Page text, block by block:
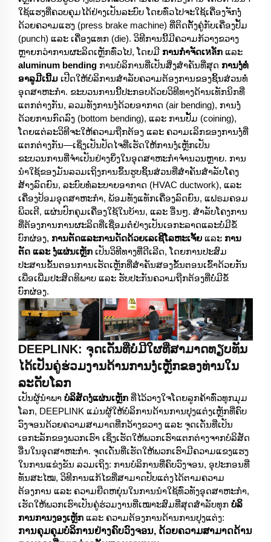
ໃຊ້ແຮງທີ່ຄວບຄຸມໄດ້ຢ່າງເປັນລະບົບ ໂດຍທົ່ວໄປຈະໃຊ້ເຄື່ອງຈັກງໍ່
ດ້ວຍຄວາມແຮງ (press brake machine) ທີ່ຕິດຕັ້ງຄູ່ກັບເຄື່ອງປັ້ມ
(punch) ແລະ ເຄື່ອງແທກ (die). ວິທີການນີ້ມີຄວາມກ້ວາງຂວາງ
ຫຼາຍກວ່າການຜະລິດເຫຼັກທົ່ວໄປ, ໂດຍມີ ການກຳຈັດເหลັກ ແລະ
aluminum bending ການບໍລິການທີ່ເປັນສິ່ງສຳຄັນທີ່ສຸດ ການງໍ່ທໍ່
ອາລູມີເນີ້ມ ເປີດໃຫ້ບໍລິການສຳລັບຄວາມຕ້ອງການຂອງຊິ້ນສ່ວນທໍ່
ອຸດສາຫະກຳ. ຂະບວນການນີ້ປະກອບດ້ວຍວິທີທາງດ້ານເທັກນິກທີ່
ແຕກຕ່າງກັນ, ລວມທັງການງໍ່ດ້ວຍອາກາດ (air bending), ການງໍ່
ດ້ວຍການກົດລົງ (bottom bending), ແລະ ການປັ້ມ (coining),
ໂດຍແຕ່ລະວິທີຈະໃຫ້ຄວາມຖືກຕ້ອງ ແລະ ຄວາມເລິກຂອງການງໍ່ທີ່
ແຕກຕ່າງກັນ—ເຊິ່ງເປັນປັດໄຈທີ່ເຮັດໃຫ້ການງໍ່ເຫຼັກເປັນ
ຂະບວນການທີ່ຈຳເປັນຢ່າງຍິ່ງໃນອຸດສາຫະກຳຈຳນວນຫຼາຍ. ການ
ນຳໃຊ້ຂອງມັນລວມເຖິງການຂຶ້ນຮູບຊິ້ນສ່ວນທີ່ສຳຄັນສຳລັບໂຄງ
ສ້າງລົດຍົນ, ລະບົບທໍ່ລະບາຍອາກາດ (HVAC ductwork), ແລະ
ເຄື່ອງປ້ອມອຸດສາຫະກຳ, ພ້ອມທັງແທັກເຄື່ອງລົດຍົນ, ແຟຣມຄອມ
ພິວເຕີ, ແຜ່ນປົກຄຸມເຄື່ອງໃຊ້ໃນບ້ານ, ແລະ ອື່ນໆ. ສຳລັບໂຄງການ
ທີ່ຕ້ອງການການຜະລິດທີ່ເຊື່ອມຕໍ່ຢ່າງເປັນເອກະລາດແລະບໍ່ມີຂໍ້
ບົກຜ່ອງ, ການຕັດແລະການດັດດ້ວຍເລເຊີໂລຫະເຈັ້ຍ ແລະ ການ
ຕັດ ແລະ ງໍ່ແຜ່ນເຫຼັກ ເປັນວິທີທາງທີ່ດີເລີດ, ໂດຍການປະສົມ
ປະສານຂັ້ນຕອນການເຮັດເຫຼັກທີ່ສຳຄັນສອງຂັ້ນຕອນເຂົ້າດ້ວຍກັນ
ເພື່ອເພີ່ມປະສິດທິພາບ ແລະ ຮັບປະກັນຄວາມຖືກຕ້ອງທີ່ບໍ່ມີຂໍ້
ບົກຜ່ອງ.
DEEPLINK: ຈຸດເດັ່ນທີ່ບໍ່ມີໃຜທີ່ສາມາດທຽບທັນ
ໄດ້ເປັນຄູ່ຮ່ວມງານດ້ານການງໍ່ເຫຼັກຂອງທ່ານໃນ
ລະດັບໂລກ
ເປັນຜູ້ນຳພາ ບໍລິສັດງໍ່ແຜ່ນເຫຼັກ ທີ່ໄວ້ວາງໃຈໂດຍລູກຄ້າທົ່ວທຸກມຸມ
ໂລກ, DEEPLINK ແມ່ນຜູ້ໃຫ້ບໍລິການດ້ານການປຸງແຕ່ງເຫຼັກທີ່ຄົບ
ວົງຈອນດ້ວຍຄວາມສາມາດທີ່ກວ້າງຂວາງ ແລະ ຈຸດເດັ່ນທີ່ເປັນ
ເອກະລັກຂອງພວກເຮົາ ເຊິ່ງເຮັດໃຫ້ພວກເຮົາແຕກຕ່າງຈາກບໍລິສັດ
ອື່ນໃນອຸດສາຫະກຳ. ຈຸດເດັ່ນທີ່ເຮັດໃຫ້ພວກເຮົາມີຄວາມແຂງແຮງ
ໃນການແຂ່ງຂັນ ລວມເຖິງ: ການບໍລິການທີ່ຄົບວົງຈອນ, ອຸປະກອນທີ່
ທັນສະໄໝ, ວິທີການແກ້ໄຂທີ່ສາມາດປັບແຕ່ງໄດ້ຕາມຄວາມ
ຕ້ອງການ ແລະ ຄວາມຍືດຫຍຸ່ນໃນການນຳໃຊ້ທົ່ວທັງອຸດສາຫະກຳ,
ເຮັດໃຫ້ພວກເຮົາເປັນຄູ່ຮ່ວມງານທີ່ເໝາະສົມທີ່ສຸດສຳລັບທຸກ ບໍລິ
ການການງອງເຫຼັກ ແລະ ຄວາມຕ້ອງການດ້ານການປຸງແຕ່ງ:
ການຄຸມຄຸມບໍລິການຢ່າງຄົບວົງຈອນ, ດ້ວຍຄວາມສາມາດດ້ານ